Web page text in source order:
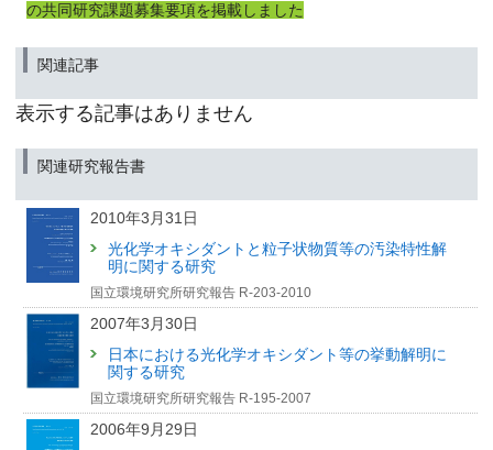
の共同研究課題募集要項を掲載しました
関連記事
表示する記事はありません
関連研究報告書
2010年3月31日
光化学オキシダントと粒子状物質等の汚染特性解
明に関する研究
国立環境研究所研究報告 R-203-2010
2007年3月30日
日本における光化学オキシダント等の挙動解明に
関する研究
国立環境研究所研究報告 R-195-2007
2006年9月29日